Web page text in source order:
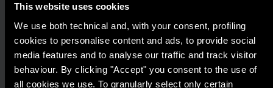
This website uses cookies
We use both technical and, with your consent, profiling
cookies to personalise content and ads, to provide social
media features and to analyse our traffic and track visitor
behaviour. By clicking "Accept" you consent to the use of
all cookies we use. To granularly select only certain